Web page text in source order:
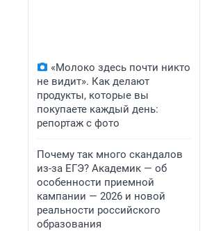
«Молоко здесь почти никто
не видит». Как делают
продукты, которые вы
покупаете каждый день:
репортаж с фото
Почему так много скандалов
из-за ЕГЭ? Академик — об
особенности приемной
кампании — 2026 и новой
реальности российского
образования